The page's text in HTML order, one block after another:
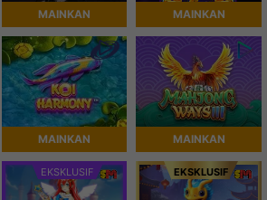
MAINKAN MAINKAN
MAINKAN MAINKAN
EKSKLUSIF EKSKLUSIF